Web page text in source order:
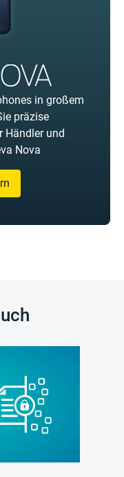
in großem
präzise
Händler und
Nova